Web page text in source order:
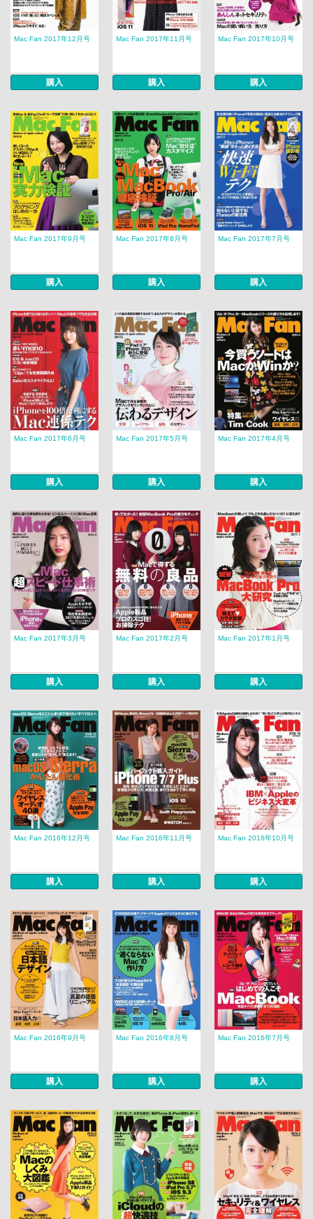
Mac Fan 2017年12月号
購入
Mac Fan 2017年11月号
購入
Mac Fan 2017年10月号
購入
Mac Fan 2017年9月号
購入
Mac Fan 2017年8月号
購入
Mac Fan 2017年7月号
購入
Mac Fan 2017年6月号
購入
Mac Fan 2017年5月号
購入
Mac Fan 2017年4月号
購入
Mac Fan 2017年3月号
購入
Mac Fan 2017年2月号
購入
Mac Fan 2017年1月号
購入
Mac Fan 2016年12月号
購入
Mac Fan 2016年11月号
購入
Mac Fan 2016年10月号
購入
Mac Fan 2016年9月号
購入
Mac Fan 2016年8月号
購入
Mac Fan 2016年7月号
購入